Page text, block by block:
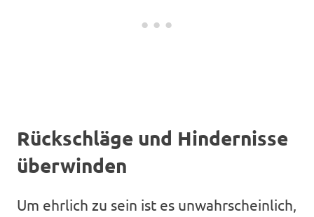
Rückschläge und Hindernisse
überwinden
Um ehrlich zu sein ist es unwahrscheinlich,